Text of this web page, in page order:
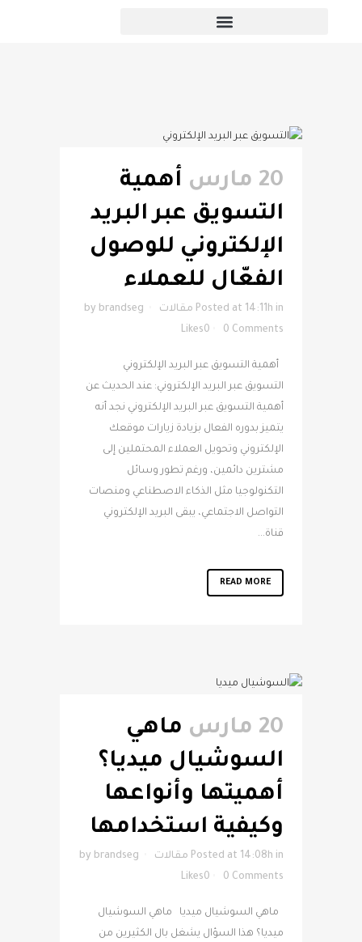
20 مارس
أهمية
التسويق عبر البريد
الإلكتروني للوصول
الفعّال للعملاء
Posted at 14:11h in مقالات by brandseg
0 Comments
0
Likes
أهمية التسويق عبر البريد الإلكتروني
التسويق عبر البريد الإلكتروني: عند الحديث عن
أهمية التسويق عبر البريد الإلكتروني نجد أنه
يتميز بدوره الفعال بزيادة زيارات موقعك
الإلكتروني وتحويل العملاء المحتملين إلى
مشترين دائمين، ورغم تطور وسائل
التكنولوجيا مثل الذكاء الاصطناعي ومنصات
التواصل الاجتماعي، يبقى البريد الإلكتروني
قناة...
READ MORE
20 مارس
ماهي
السوشيال ميديا؟
أهميتها وأنواعها
وكيفية استخدامها
Posted at 14:08h in مقالات by brandseg
0 Comments
0
Likes
ماهي السوشيال ميديا ماهي السوشيال
ميديا؟ هذا السؤال يشغل بال الكثيرين من